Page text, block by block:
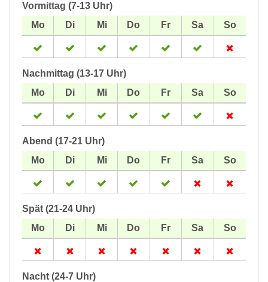
Vormittag (7-13 Uhr)
Nachmittag (13-17 Uhr)
Abend (17-21 Uhr)
Spät (21-24 Uhr)
Nacht (24-7 Uhr)